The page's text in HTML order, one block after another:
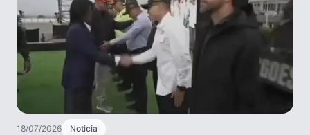
18/07/2026 Noticia